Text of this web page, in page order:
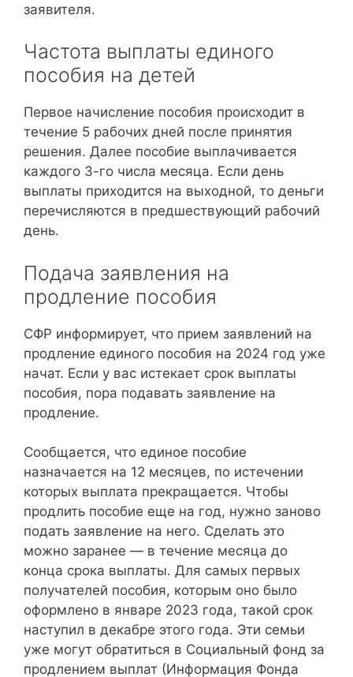
заявителя.
Частота выплаты единого
пособия на детей
Первое начисление пособия происходит в
течение 5 рабочих дней после принятия
решения. Далее пособие выплачивается
каждого 3-го числа месяца. Если день
выплаты приходится на выходной, то деньги
перечисляются в предшествующий рабочий
день.
Подача заявления на
продление пособия
СФР информирует, что прием заявлений на
продление единого пособия на 2024 год уже
начат. Если у вас истекает срок выплаты
пособия, пора подавать заявление на
продление.
Сообщается, что единое пособие
назначается на 12 месяцев, по истечении
которых выплата прекращается. Чтобы
продлить пособие еще на год, нужно заново
подать заявление на него. Сделать это
можно заранее — в течение месяца до
конца срока выплаты. Для самых первых
получателей пособия, которым оно было
оформлено в январе 2023 года, такой срок
наступил в декабре этого года. Эти семьи
уже могут обратиться в Социальный фонд за
продлением выплат (Информация Фонда